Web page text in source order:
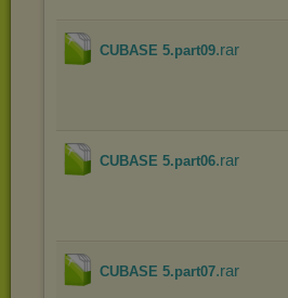
CUBASE 5.part09.rar
CUBASE 5.part06.rar
CUBASE 5.part07.rar